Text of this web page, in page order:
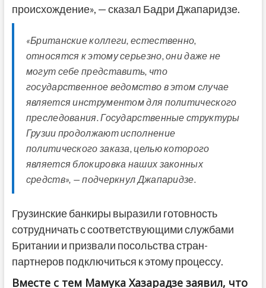
происхождение», — сказал Бадри Джапаридзе.
«Британские коллеги, естественно,
относятся к этому серьезно, они даже не
могут себе представить, что
государственное ведомство в этом случае
является инструментом для политического
преследования. Государственные структуры
Грузии продолжают исполнение
политического заказа, целью которого
является блокировка наших законных
средств», — подчеркнул Джапаридзе.
Грузинские банкиры выразили готовность
сотрудничать с соответствующими службами
Британии и призвали посольства стран-
партнеров подключиться к этому процессу.
Вместе с тем Мамука Хазарадзе заявил, что